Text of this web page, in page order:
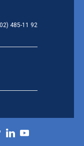
485-11 92